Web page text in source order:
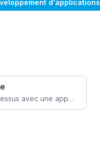
d'applications
Augmentez l’engagement client et simplifiez vos processus avec une application mobile sur mesure, disponible sur iOS et Android.